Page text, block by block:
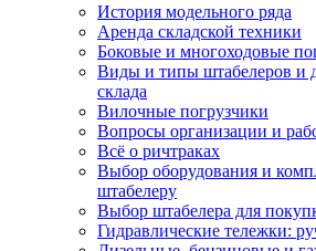
История модельного ряда
Аренда складской техники
Боковые и многоходовые
Виды и типы штабелеров и
склада
Вилочные погрузчики
Вопросы организации и
Всё о ричтраках
Выбор оборудования и
штабелеру
Выбор штабелера для
Гидравлические тележки: